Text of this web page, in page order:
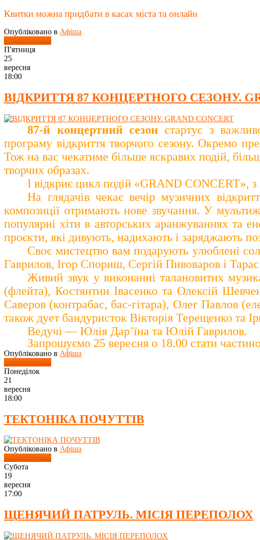
Квитки можна придбати в касах міста та онлайн
Опубліковано в Афіша
Детальніше ...
П'ятниця
25
вересня
18:00
ВІДКРИТТЯ 87 КОНЦЕРТНОГО СЕЗОНУ.
87-й концертний сезон стартує з
програму відкриття творчого сезону. Окремо
Тож на вас чекатиме більше яскравих подій,
творчих образах.
І відкриє цикл подій «GRAND CONCERT»,
На глядачів чекає вечір музичних
композиції отримають нове звучання. У
популярні хіти в авторських аранжуваннях та
проєкти, які дивують, надихають і заряджають
Своє мистецтво вам подарують улюблені
Гаврилов, Ігор Спориш, Сергій Пивоваров і
Живий звук у виконанні талановитих
(флейта), Костянтин Івасенко та Олексій
Саверов (контрабас, бас-гітара), Олег Павлов
також дует бандуристок Вікторія Терещенко та
Ведучі — Юлія Дар’їна та Юлій Гаврилов.
Запрошуємо 25 вересня о 18.00 стати
Опубліковано в Афіша
Детальніше ...
Понеділок
21
вересня
18:00
ТЕКТОНІКА ПОЧУТТІВ
Опубліковано в Афіша
Детальніше ...
Субота
19
вересня
17:00
ЩЕНЯЧИЙ ПАТРУЛЬ. МІСІЯ ПЕРЕПОЛОХ